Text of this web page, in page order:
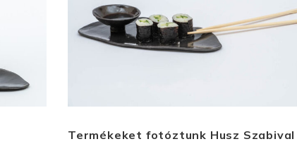
Termékeket fotóztunk Husz Szabival